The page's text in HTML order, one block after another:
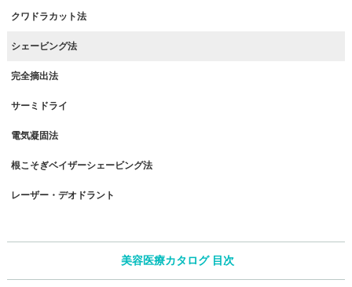
クワドラカット法
シェービング法
完全摘出法
サーミドライ
電気凝固法
根こそぎベイザーシェービング法
レーザー・デオドラント
美容医療カタログ 目次